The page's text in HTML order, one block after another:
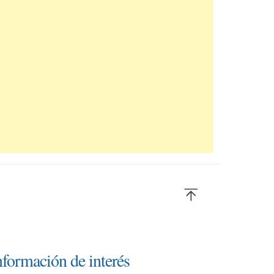
de interés